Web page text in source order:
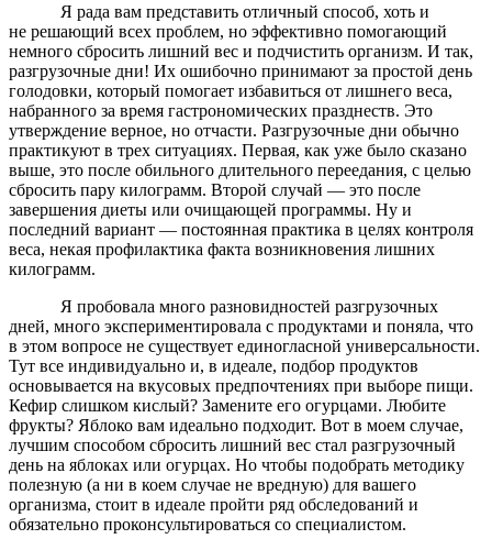
Я рада вам представить отличный способ, хоть и
не решающий всех проблем, но эффективно помогающий
немного сбросить лишний вес и подчистить организм. И так,
разгрузочные дни! Их ошибочно принимают за простой день
голодовки, который помогает избавиться от лишнего веса,
набранного за время гастрономических празднеств. Это
утверждение верное, но отчасти. Разгрузочные дни обычно
практикуют в трех ситуациях. Первая, как уже было сказано
выше, это после обильного длительного переедания, с целью
сбросить пару килограмм. Второй случай — это после
завершения диеты или очищающей программы. Ну и
последний вариант — постоянная практика в целях контроля
веса, некая профилактика факта возникновения лишних
килограмм.
Я пробовала много разновидностей разгрузочных
дней, много экспериментировала с продуктами и поняла, что
в этом вопросе не существует единогласной универсальности.
Тут все индивидуально и, в идеале, подбор продуктов
основывается на вкусовых предпочтениях при выборе пищи.
Кефир слишком кислый? Замените его огурцами. Любите
фрукты? Яблоко вам идеально подходит. Вот в моем случае,
лучшим способом сбросить лишний вес стал разгрузочный
день на яблоках или огурцах. Но чтобы подобрать методику
полезную (а ни в коем случае не вредную) для вашего
организма, стоит в идеале пройти ряд обследований и
обязательно проконсультироваться со специалистом.